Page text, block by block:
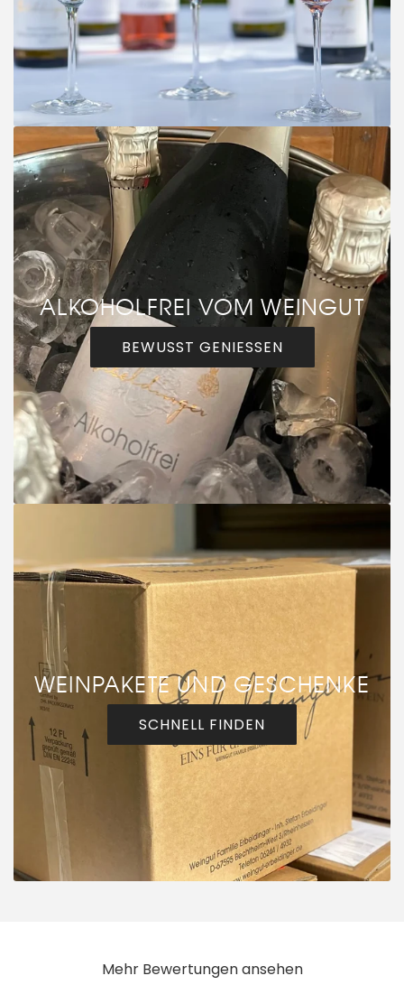
ALKOHOLFREI VOM WEINGUT
BEWUSST GENIESSEN
WEINPAKETE UND GESCHENKE
SCHNELL FINDEN
Mehr Bewertungen ansehen